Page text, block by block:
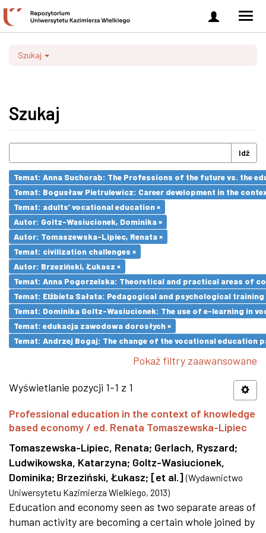
Zaloguj
się
Szukaj
Szukaj
Idź
Temat: Anna Suchorab: The Professions of the future vs. the
Temat: Bogusław Pietrulewicz: Career development in the
Temat: adults’ vocational education ×
Autor: Goltz-Wasiucionek, Dominika ×
Autor: Tomaszewska-Lipiec, Renata ×
Temat: civilization challenges ×
Autor: Brzeziński, Łukasz ×
Temat: Anna Pogorzelska: Theoretical and practical areas of
Temat: Elżbieta Sałata: Pedagogical and psychological
Temat: Dominika Goltz-Wasiucionek: The use of e-learning in
Temat: edukacja zawodowa dorosłych ×
Temat: Andrzej Bogaj: The change of the vocational education
Pokaż filtry zaawansowane
Wyświetlanie pozycji 1-1 z 1
Professional education in the context of knowledge
based economy / ed. Renata Tomaszewska-Lipiec
Tomaszewska-Lipiec, Renata; Gerlach, Ryszard;
Ludwikowska, Katarzyna; Goltz-Wasiucionek,
Dominika; Brzeziński, Łukasz; [et al.] (Wydawnictwo
Uniwersytetu Kazimierza Wielkiego, 2013)
Education and economy seen as two separate areas of
human activity are becoming a certain whole joined by